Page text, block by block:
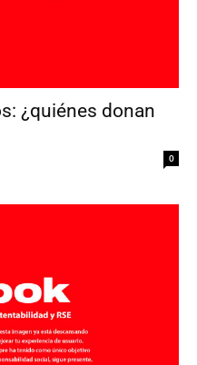
¿quiénes donan
0